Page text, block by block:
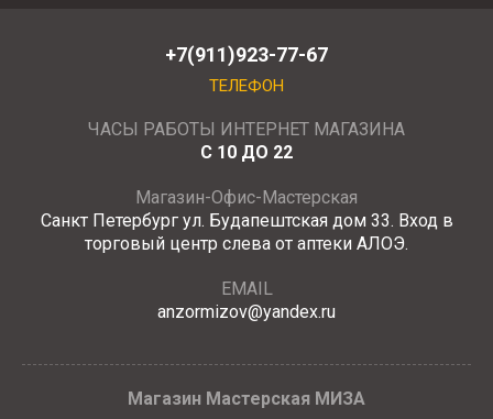
+7(911)923-77-67
ТЕЛЕФОН
ЧАСЫ РАБОТЫ ИНТЕРНЕТ МАГАЗИНА
С 10 ДО 22
Магазин-Офис-Мастерская
Санкт Петербург ул. Будапештская дом 33. Вход в
торговый центр слева от аптеки АЛОЭ.
EMAIL
anzormizov@yandex.ru
Магазин Мастерская МИЗА